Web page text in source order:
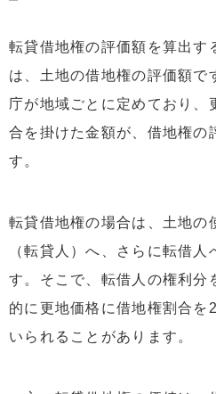
転貸借地権の評価額を算出す
は、土地の借地権の評価額で
庁が地域ごとに定めており、
合を掛けた金額が、借地権の
す。
転貸借地権の場合は、土地の
（転貸人）へ、さらに転借
す。そこで、転借人の権利分
的に更地価格に借地権割合を
いられることがあります。